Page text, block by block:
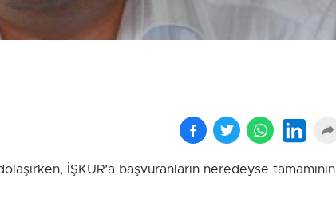
İŞKUR’a başvuranların neredeyse tamamının